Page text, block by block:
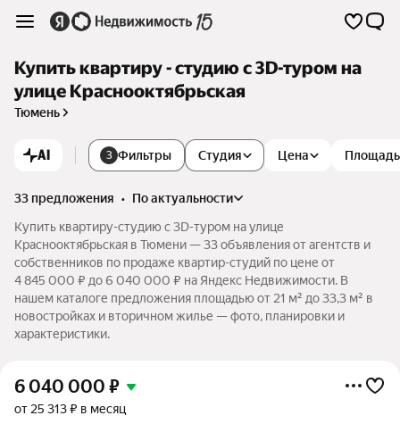
Купить квартиру - студию c 3D-туром на
улице Краснооктябрьская
Тюмень
AI 3 Фильтры Студия Цена Площадь
33 предложения •
по актуальности
Купить квартиру-студию c 3D-туром на улице
Краснооктябрьская в Тюмени — 33 объявления от агентств и
собственников по продаже квартир-студий по цене от
4 845 000 ₽ до 6 040 000 ₽ на Яндекс Недвижимости. В
нашем каталоге предложения площадью от 21 м² до 33,3 м² в
новостройках и вторичном жилье — фото, планировки и
характеристики.
6 040 000 ₽
от 25 313 ₽ в месяц